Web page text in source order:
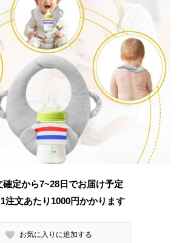
確定から7~28日でお届け予定
注文あたり 1000円かかります
お気に入りに追加する